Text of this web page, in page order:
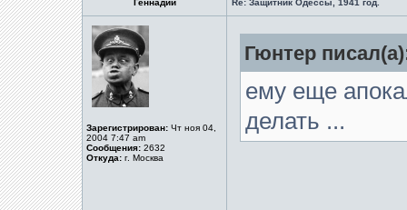
Геннадий Re: Защитник Одессы, 1941 год.
Зарегистрирован: Чт ноя 04,
2004 7:47 am
Сообщения: 2632
Откуда: г. Москва
Гюнтер
ему еще
делать ...